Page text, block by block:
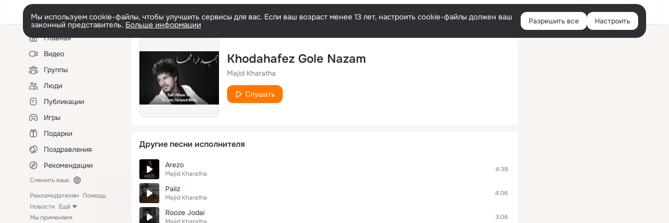
Войти
Мы используем cookie-файлы, чтобы улучшить сервисы для вас. Если ваш возраст менее 13 лет, настроить cookie-файлы должен ваш
законный представитель. Больше информации Разрешить все Настроить
Левая
колонкаГлавная
Видео
Группы
Люди
Публикации
Игры
Подарки
Поздравления
Рекомендации
Сменить язык
Рекламодателям Помощь
Новости Ещё
Мы применяем
Khodahafez Gole Nazam
Majid Kharatha
Слушать
Другие песни исполнителя
Arezo
Majid Kharatha
4:39
Paiiz
Majid Kharatha
4:06
Rooze Jodai 3:06